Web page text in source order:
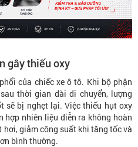
gây thiếu oxy
của chiếc xe ô tô. Khi bộ phận
thời gian dài di chuyển, lượng
sẽ bị nghẹt lại. Việc thiếu hụt oxy
hợp nhiên liệu diễn ra không hoàn
giảm công suất khi tăng tốc và
bình thường.